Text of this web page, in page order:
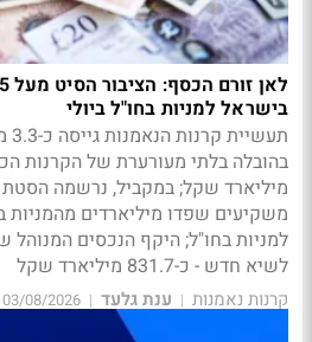
בישראל למניות בחו"ל ביולי
מיליארד שקל; במקביל, נרשמה
משקיעים שפדו מיליארדים מהמניות
למניות בחו"ל; היקף הנכסים
לשיא חדש - כ-831.7 מיליארד שקל
קרנות נאמנות | ענת גלעד |
03/08/2026 15:29